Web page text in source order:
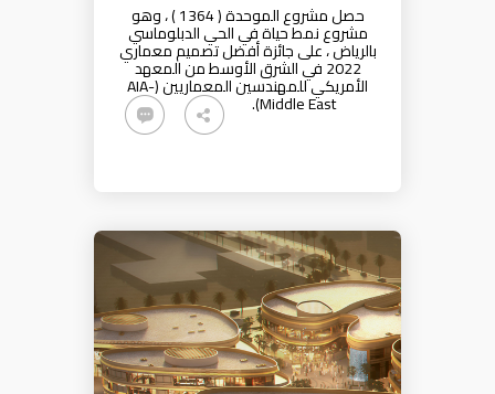
حصل مشروع الموحدة ( 1364 ) ، وهو
مشروع نمط حياة في الحي الدبلوماسي
بالرياض ، على جائزة أفضل تصميم معماري
2022 في الشرق الأوسط من المعهد
الأمريكي للمهندسين المعماريين (AIA-
Middle East).